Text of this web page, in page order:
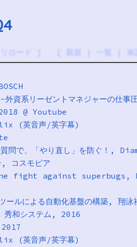
リロード
資系リーゼントマネジャーの仕
@ Youtube
(英音声/英字幕)
問で、「やり直し」を防ぐ！,
コスモピア
fight against superbugs,
ルによる自動化基盤の構築, 翔
和システム, 2016
(英音声/英字幕)